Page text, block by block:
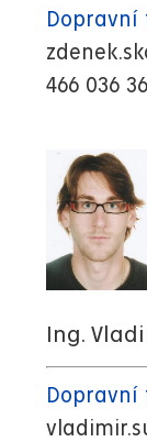
Dopravní
466 036
Ing.
Dopravní